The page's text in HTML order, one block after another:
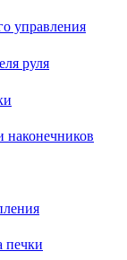
управления
руля
наконечников
печки